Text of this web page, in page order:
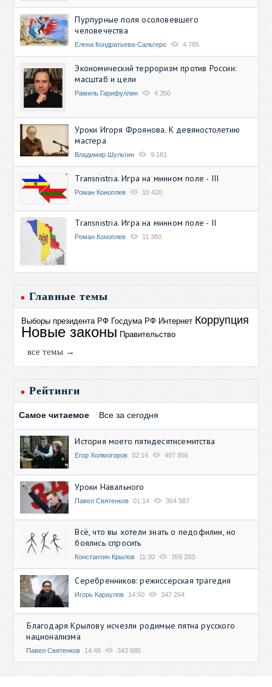
Пурпурные поля осоловевшего
человечества
Елена Кондратьева-Сальгеро 4 785
Экономический терроризм против России:
масштаб и цели
Рамиль Гарифуллин 4 350
Уроки Игоря Фроянова. К девяностолетию
мастера
Владимир Шульгин 9 181
Transnistria. Игра на минном поле - III
Роман Коноплев 10 420
Transnistria. Игра на минном поле - II
Роман Коноплев 11 380
Главные темы
Выборы президента РФ Госдума РФ Интернет Коррупция
Новые законы Правительство
все темы →
Рейтинги
Самое читаемое Все за сегодня
История моего пятидесятисемитства
Егор Холмогоров 02:14 407 856
Уроки Навального
Павел Святенков 01:14 364 587
Всё, что вы хотели знать о педофилии, но
боялись спросить
Константин Крылов 11:30 359 293
Серебренников: режиссерская трагедия
Игорь Караулов 14:50 347 264
Благодаря Крылову исчезли родимые пятна русского
национализма
Павел Святенков 14:48 343 685